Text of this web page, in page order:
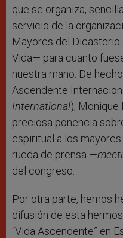
que se organiza,
servicio de la
Mayores del Dicasterio
Vida— para cuanto
nuestra mano. De
Ascendente
International), Monique
preciosa ponencia
espiritual a los
rueda de prensa —
del congreso.
Por otra parte, hemos
difusión de esta
“Vida Ascendente” en